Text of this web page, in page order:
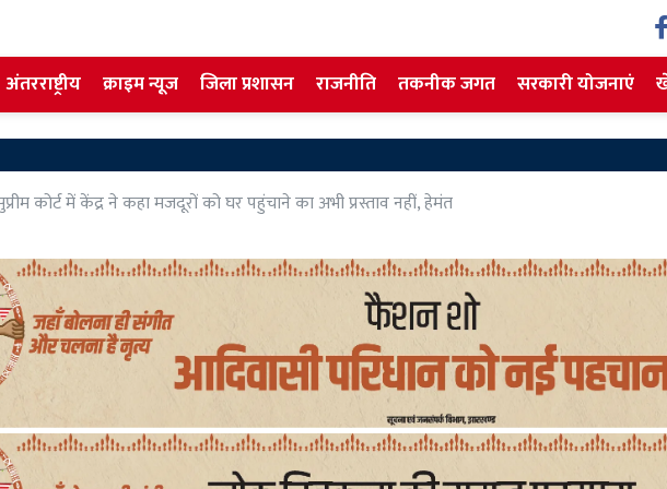
अंतरराष्ट्रीय क्राइम न्यूज जिला प्रशासन राजनीति तकनीक जगत सरकारी योजनाएं
कोर्ट में केंद्र ने कहा मजदूरों को घर पहुंचाने का अभी प्रस्ताव नहीं, हेमंत